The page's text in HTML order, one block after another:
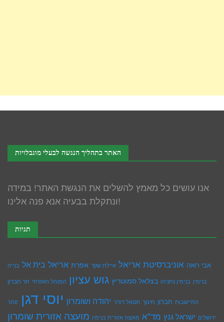
האתר בתהליך הנגשה לבעלי מוגבלויות
אנו עושים כל מאמץ להשלים את הנגשת האתר! במידה
ונתקלת בבעיה אנא פנה אלינו!
תגיות
אבי רואה אוניברסיטת אריאל איילת שקד אפרת אריאל בית אל בנייה
בנימין בנימין נתניהו בצלאל סמוטריץ גוש עציון המנהל האזרחי הר חברון
התיישבות חברון חינוך חננאל דורני יהודה ושומרון יוסי דגן יצהר
ירושלים ישראל גנץ מד"א מועצה אזורית בנימין מועצה אזורית שומרון